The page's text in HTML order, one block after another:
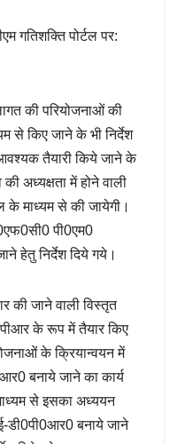
गतिशक्ति पोर्टल पर:
की परियोजनाओं की
से किए जाने के भी निर्देश
तैयारी किये जाने के
अध्यक्षता में होने वाली
के माध्यम से की जायेगी।
पी0एम0
हेतु निर्देश दिये गये।
की जाने वाली विस्तृत
के रूप में तैयार किए
के क्रियान्वयन में
बनाये जाने का कार्य
से इसका अध्ययन
डी0पी0आर0 बनाये जाने